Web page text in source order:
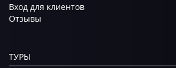
Вход для клиентов
Отзывы
ТУРЫ